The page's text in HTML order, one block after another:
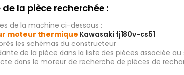
la pièce recherchée :
de la machine ci-dessous :
moteur thermique Kawasaki fj180v-cs51
les schémas du constructeur
de la pièce dans la liste des pièces associée au
dans le moteur de recherche de pièces de